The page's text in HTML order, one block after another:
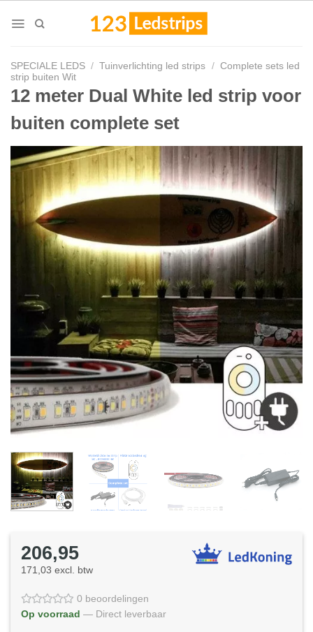
SPECIALE LEDS / Tuinverlichting led strips / Complete sets led
strip buiten Wit
12 meter Dual White led strip voor
buiten complete set
206,95
171,03 excl. btw
0 beoordelingen
Op voorraad — Direct leverbaar